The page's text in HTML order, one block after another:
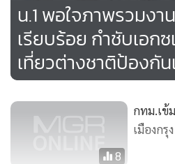
น.1 พอใจภาพรวมง
เรียบร้อย กำชับเอก
เที่ยวต่างชาติป้องกัน
8
กทม.เข้
เมืองกรุ